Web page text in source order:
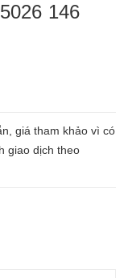
146
giá tham khảo vì có
giao dịch theo